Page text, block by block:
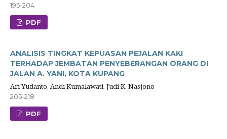
195-204
PDF
ANALISIS TINGKAT KEPUASAN PEJALAN KAKI
TERHADAP JEMBATAN PENYEBERANGAN ORANG DI
JALAN A. YANI, KOTA KUPANG
Ari Yudanto, Andi Kumalawati, Judi K. Nasjono
205-218
PDF